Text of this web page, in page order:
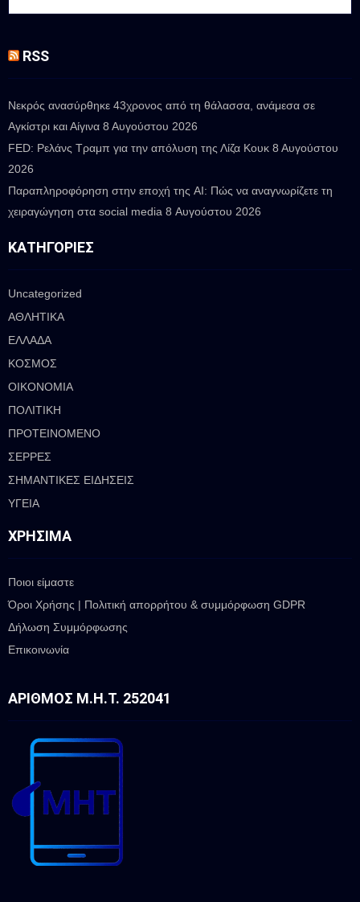
RSS
Νεκρός ανασύρθηκε 43χρονος από τη θάλασσα, ανάμεσα σε
Αγκίστρι και Αίγινα 8 Αυγούστου 2026
FED: Ρελάνς Τραμπ για την απόλυση της Λίζα Κουκ 8 Αυγούστου
2026
Παραπληροφόρηση στην εποχή της AI: Πώς να αναγνωρίζετε τη
χειραγώγηση στα social media 8 Αυγούστου 2026
ΚΑΤΗΓΟΡΊΕΣ
Uncategorized
ΑΘΛΗΤΙΚΑ
ΕΛΛΑΔΑ
ΚΟΣΜΟΣ
ΟΙΚΟΝΟΜΙΑ
ΠΟΛΙΤΙΚΗ
ΠΡΟΤΕΙΝΟΜΕΝΟ
ΣΕΡΡΕΣ
ΣΗΜΑΝΤΙΚΕΣ ΕΙΔΗΣΕΙΣ
ΥΓΕΙΑ
ΧΡΉΣΙΜΑ
Ποιοι είμαστε
Όροι Χρήσης | Πολιτική απορρήτου & συμμόρφωση GDPR
Δήλωση Συμμόρφωσης
Επικοινωνία
ΑΡΙΘΜΌΣ Μ.Η.Τ. 252041